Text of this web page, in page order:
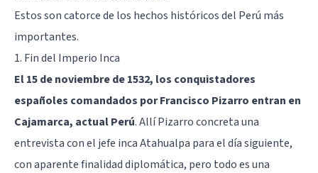
Estos son catorce de los hechos históricos del Perú más
importantes.
1. Fin del Imperio Inca
El 15 de noviembre de 1532, los conquistadores
españoles comandados por Francisco Pizarro entran en
Cajamarca, actual Perú. Allí Pizarro concreta una
entrevista con el jefe inca Atahualpa para el día siguiente,
con aparente finalidad diplomática, pero todo es una